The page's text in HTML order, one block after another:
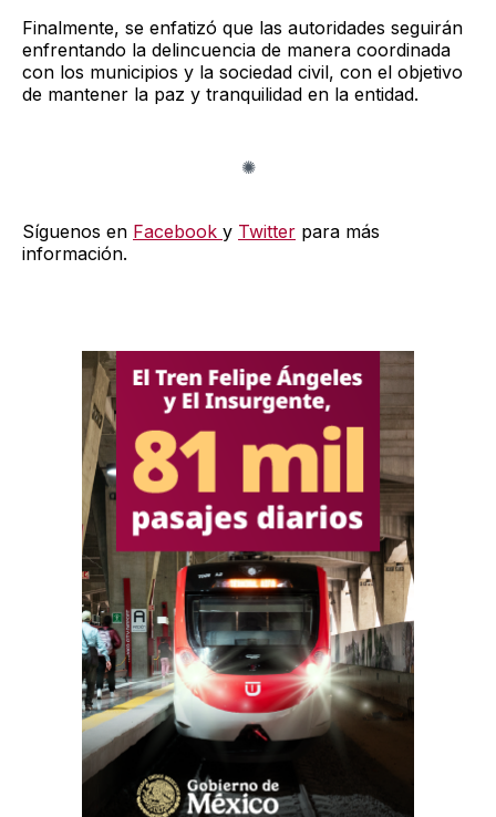
Finalmente, se enfatizó que las autoridades seguirán
enfrentando la delincuencia de manera coordinada
con los municipios y la sociedad civil, con el objetivo
de mantener la paz y tranquilidad en la entidad.
Síguenos en Facebook y Twitter para más
información.